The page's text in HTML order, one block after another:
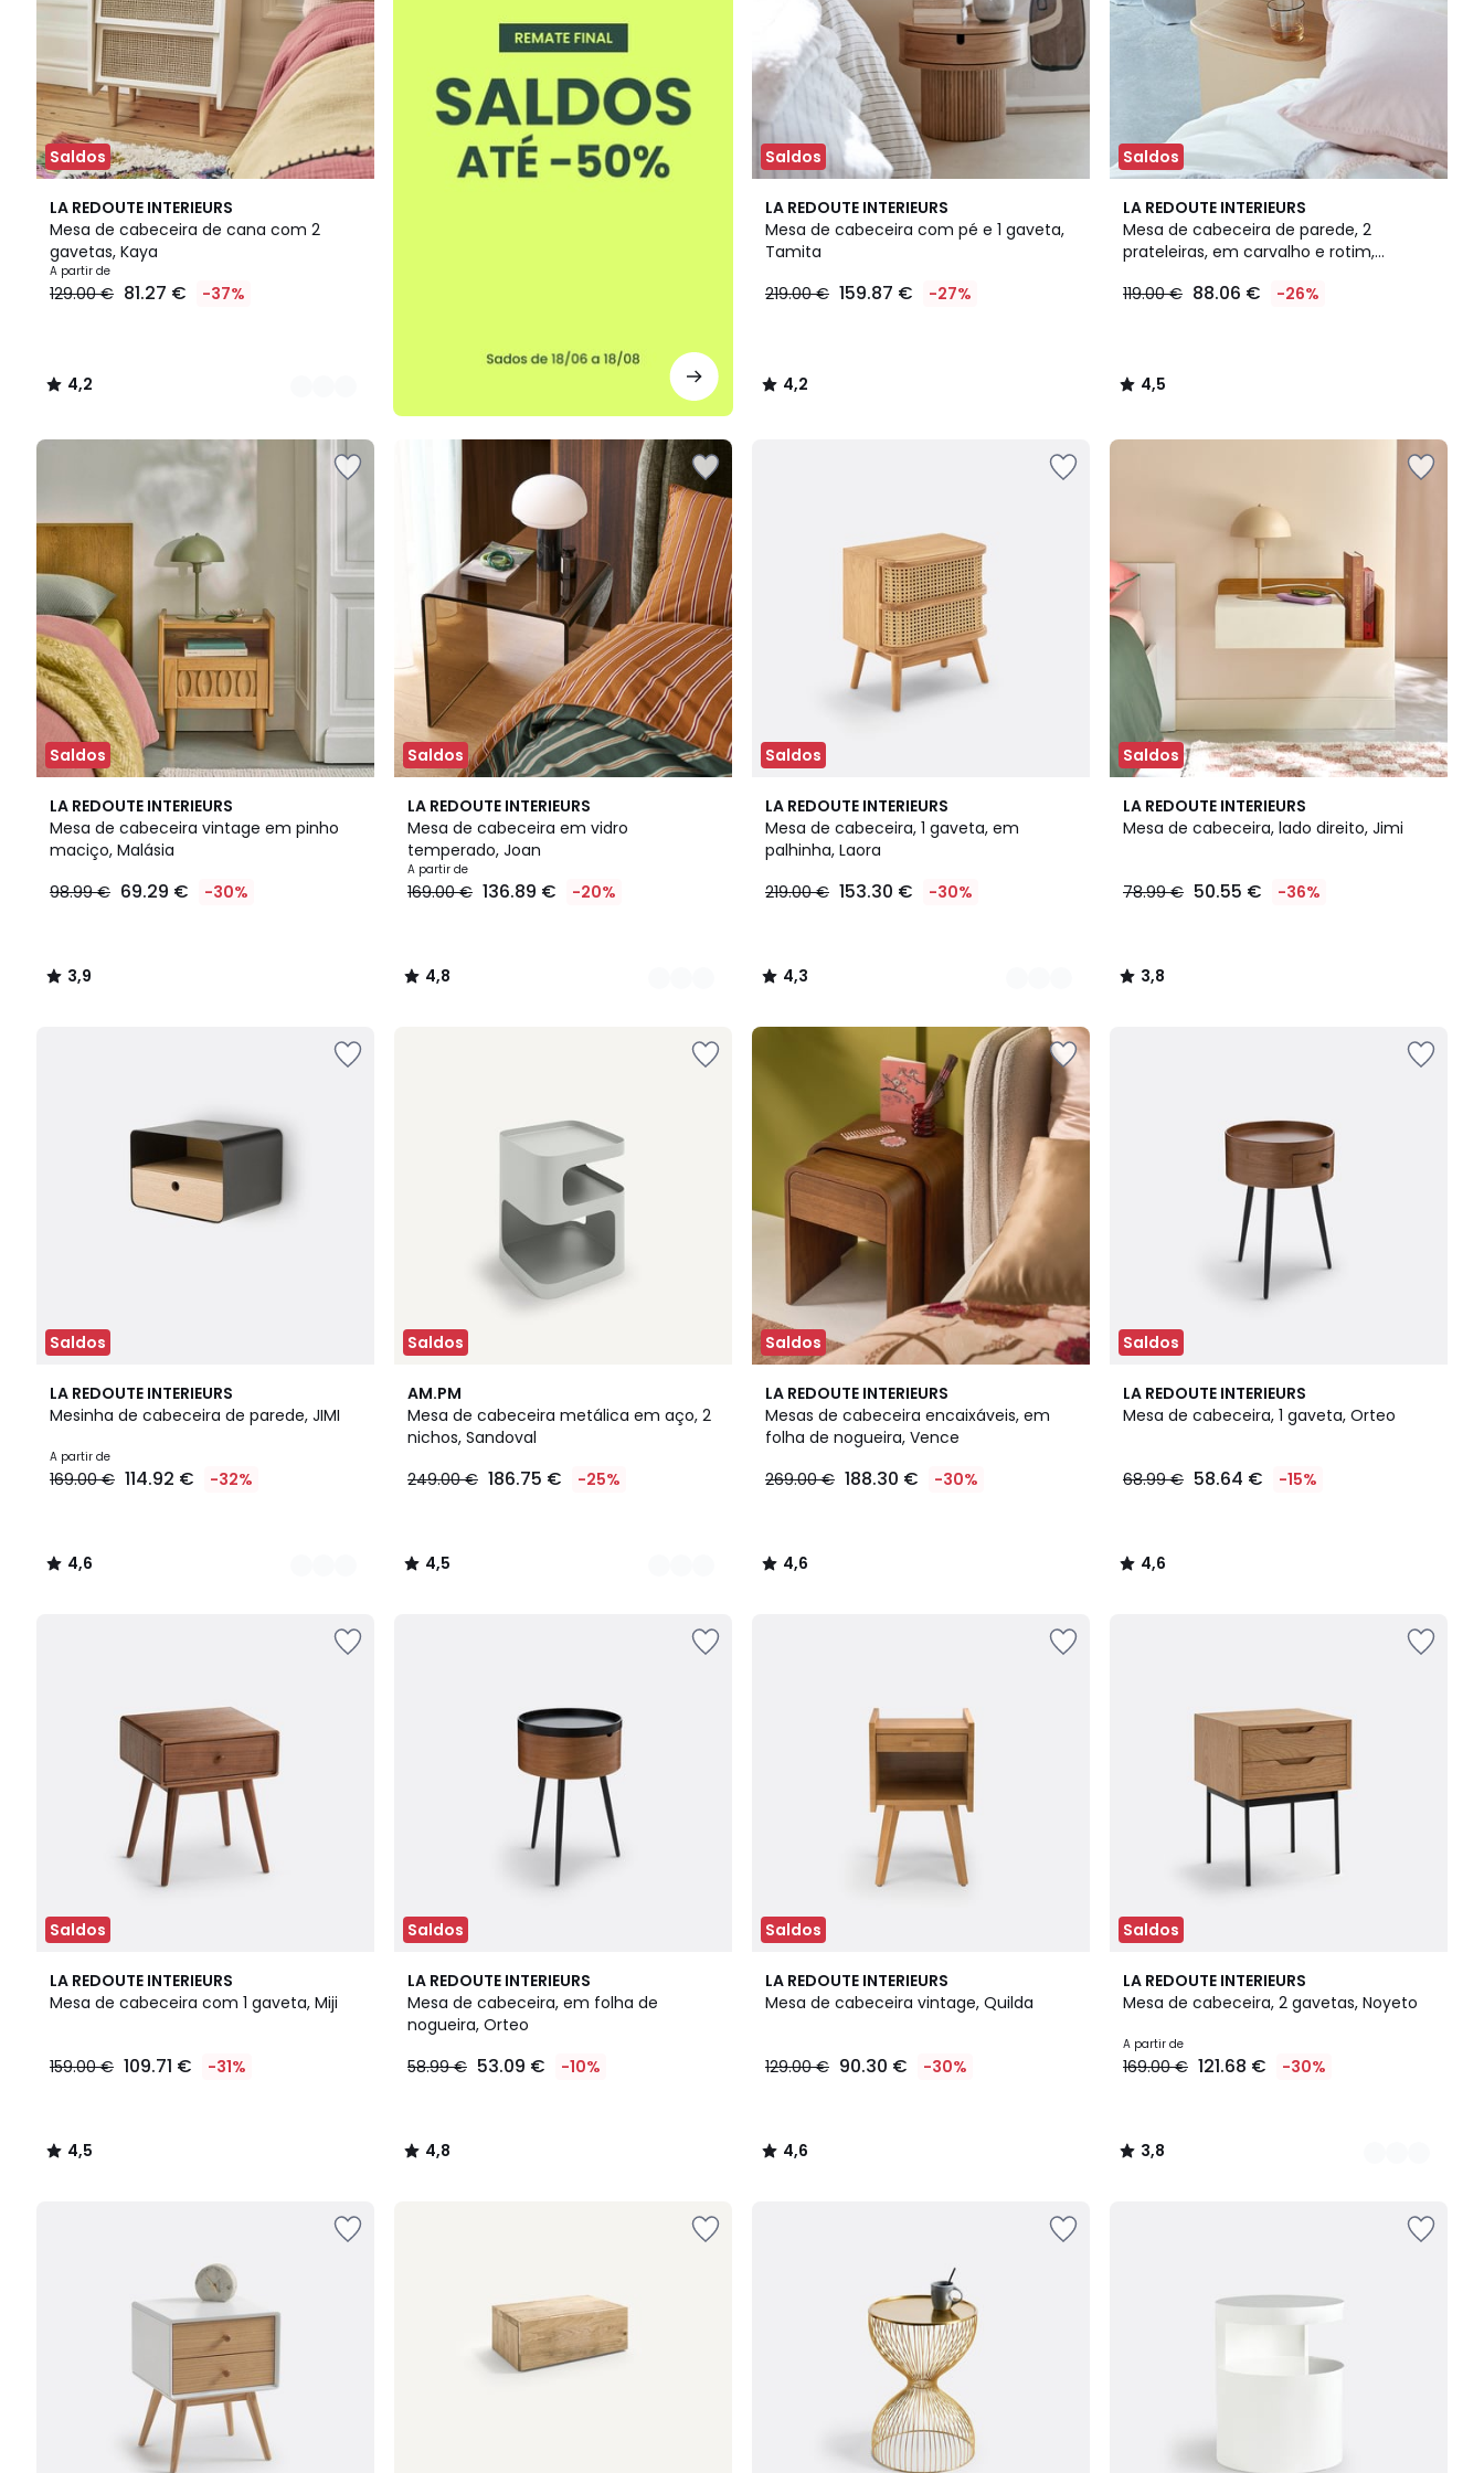
Saldos
LA REDOUTE INTERIEURS
Mesa de cabeceira de cana com 2
gavetas, Kaya
A partir de
129.00 € 81.27 € -37%
4,2
/ 5
3
Cores
4,2
/
Saldos
LA REDOUTE INTERIEURS
Mesa de cabeceira com pé e 1 gaveta,
Tamita
219.00 € 159.87 € -27%
4,2
/ 5
4,2
/
Saldos
LA REDOUTE INTERIEURS
Mesa de cabeceira de parede, 2
prateleiras, em carvalho e rotim,
119.00 € 88.06 € -26%
4,5
/ 5
4,5
/
Saldos
LA REDOUTE INTERIEURS
Mesa de cabeceira vintage em pinho
maciço, Malásia
98.99 € 69.29 € -30%
3,9
/ 5
3,9
/
Saldos
LA REDOUTE INTERIEURS
Mesa de cabeceira em vidro
temperado, Joan
A partir de
169.00 € 136.89 € -20%
4,8
/ 5
2
Cores
4,8
/
Saldos
LA REDOUTE INTERIEURS
Mesa de cabeceira, 1 gaveta, em
palhinha, Laora
219.00 € 153.30 € -30%
4,3
/ 5
2
Cores
4,3
/
Saldos
LA REDOUTE INTERIEURS
Mesa de cabeceira, lado direito, Jimi
78.99 € 50.55 € -36%
3,8
/ 5
3,8
/
Saldos
LA REDOUTE INTERIEURS
Mesinha de cabeceira de parede, JIMI
A partir de
169.00 € 114.92 € -32%
4,6
/ 5
3
Cores
4,6
/
Saldos
AM.PM
Mesa de cabeceira metálica em aço, 2
nichos, Sandoval
249.00 € 186.75 € -25%
4,5
/ 5
2
Cores
4,5
/
Saldos
LA REDOUTE INTERIEURS
Mesas de cabeceira encaixáveis, em
folha de nogueira, Vence
269.00 € 188.30 € -30%
4,6
/ 5
4,6
/
Saldos
LA REDOUTE INTERIEURS
Mesa de cabeceira, 1 gaveta, Orteo
68.99 € 58.64 € -15%
4,6
/ 5
4,6
/
Saldos
LA REDOUTE INTERIEURS
Mesa de cabeceira com 1 gaveta, Miji
159.00 € 109.71 € -31%
4,5
/ 5
4,5
/
Saldos
LA REDOUTE INTERIEURS
Mesa de cabeceira, em folha de
nogueira, Orteo
58.99 € 53.09 € -10%
4,8
/ 5
4,8
/
Saldos
LA REDOUTE INTERIEURS
Mesa de cabeceira vintage, Quilda
129.00 € 90.30 € -30%
4,6
/ 5
4,6
/
Saldos
LA REDOUTE INTERIEURS
Mesa de cabeceira, 2 gavetas, Noyeto
A partir de
169.00 € 121.68 € -30%
3,8
/ 5
2
Cores
3,8
/